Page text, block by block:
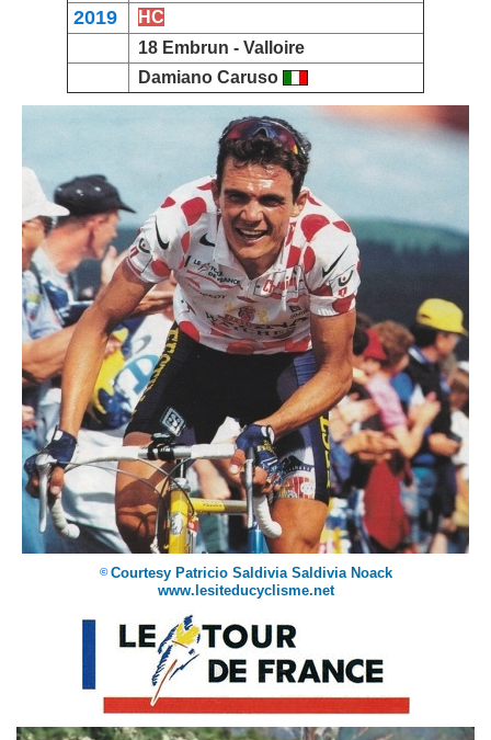
2019
HC
18 Embrun - Valloire
Damiano Caruso
© Courtesy Patricio Saldivia Saldivia Noack
www.lesiteducyclisme.net